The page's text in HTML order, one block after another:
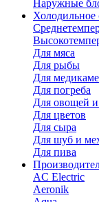
Наружные
Холодильное
Для мяса
Для рыбы
Для
Для погреба
Для овощей
Для цветов
Для сыра
Для шуб и
Для пива
AC Electric
Aeronik